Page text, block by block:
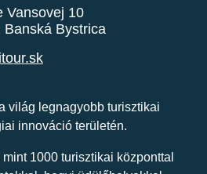
Vansovej 10
Banská Bystrica
világ legnagyobb turisztikai
innováció területén.
1000 turisztikai központtal